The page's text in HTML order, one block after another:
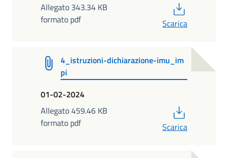
Allegato 343.34 KB
formato pdf
Scarica
4_istruzioni-dichiarazione-imu_im
pi
01-02-2024
Allegato 459.46 KB
formato pdf
Scarica